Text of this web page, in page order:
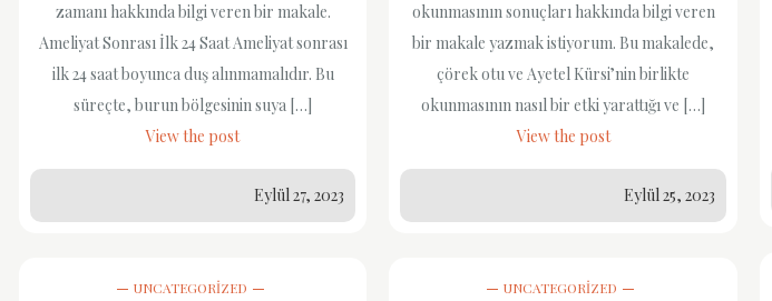
zamanı hakkında bilgi veren bir makale.
Ameliyat Sonrası İlk 24 Saat Ameliyat sonrası
ilk 24 saat boyunca duş alınmamalıdır. Bu
süreçte, burun bölgesinin suya […]
View the post
Eylül 27, 2023
okunmasının sonuçları hakkında bilgi veren
bir makale yazmak istiyorum. Bu makalede,
çörek otu ve Ayetel Kürsi’nin birlikte
okunmasının nasıl bir etki yarattığı ve […]
View the post
Eylül 25, 2023
UNCATEGORIZED UNCATEGORIZED